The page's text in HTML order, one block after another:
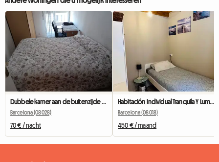
Barcelona (08028)
70 € / nacht
Habitación Individual Tranquila Y Luminosa
Barcelona (08018)
450 € / maand